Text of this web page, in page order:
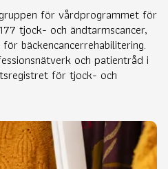
för vårdprogrammet för
tjock- och ändtarmscancer,
bäckencancerrehabilitering.
och patientråd i
för tjock- och